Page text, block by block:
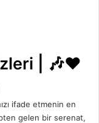
| 🎶❤️
ifade etmenin en
gelen bir serenat,